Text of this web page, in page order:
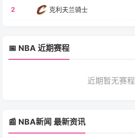
2 克利夫兰骑士
📅 NBA 近期赛程
近期暂无赛程
📰 NBA新闻 最新资讯